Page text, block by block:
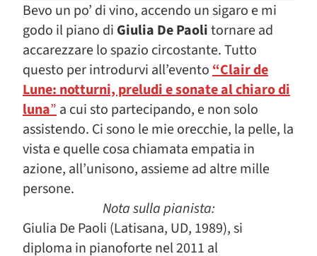
Bevo un po’ di vino, accendo un sigaro e mi
godo il piano di Giulia De Paolitornare ad
accarezzare lo spazio circostante. Tutto
questo per introdurvi all’evento“Clair de
Lune: notturni, preludi e sonate al chiaro di
luna”a cui sto partecipando, e non solo
assistendo. Ci sono le mie orecchie, la pelle, la
vista e quelle cosa chiamata empatia in
azione, all’unisono, assieme ad altre mille
persone.
Nota sulla pianista:
Giulia De Paoli (Latisana, UD, 1989), si
diploma in pianoforte nel 2011 al